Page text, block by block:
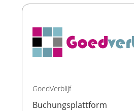
GoedVerblijf
Buchungsplattform